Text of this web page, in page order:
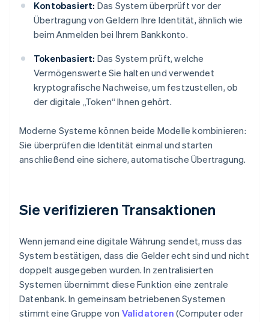
Kontobasiert: Das System überprüft vor der
Übertragung von Geldern Ihre Identität, ähnlich wie
beim Anmelden bei Ihrem Bankkonto.
Tokenbasiert: Das System prüft, welche
Vermögenswerte Sie halten und verwendet
kryptografische Nachweise, um festzustellen, ob
der digitale „Token“ Ihnen gehört.
Moderne Systeme können beide Modelle kombinieren:
Sie überprüfen die Identität einmal und starten
anschließend eine sichere, automatische Übertragung.
Sie verifizieren Transaktionen
Wenn jemand eine digitale Währung sendet, muss das
System bestätigen, dass die Gelder echt sind und nicht
doppelt ausgegeben wurden. In zentralisierten
Systemen übernimmt diese Funktion eine zentrale
Datenbank. In gemeinsam betriebenen Systemen
stimmt eine Gruppe von Validatoren (Computer oder